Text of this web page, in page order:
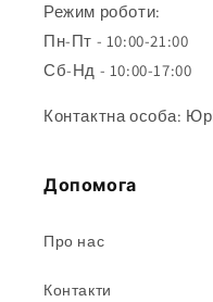
Режим роботи:
Пн-Пт - 10:00-21:00
Сб-Нд - 10:00-17:00
Контактна особа:
Допомога
Про нас
Контакти